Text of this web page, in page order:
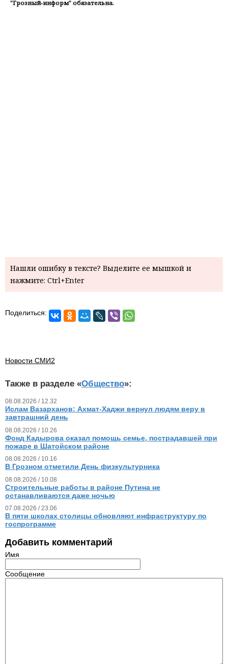
"Грозный-информ" обязательна.
Нашли ошибку в тексте? Выделите ее мышкой и
нажмите: Ctrl+Enter
Поделиться:
Новости СМИ2
Также в разделе «Общество»:
08.08.2026 / 12.32
Ислам Вазарханов: Ахмат-Хаджи вернул людям веру в
завтрашний день
08.08.2026 / 10.26
Фонд Кадырова оказал помощь семье, пострадавшей при
пожаре в Шатойском районе
08.08.2026 / 10.16
В Грозном отметили День физкультурника
08.08.2026 / 10.08
Строительные работы в районе Путина не
останавливаются даже ночью
07.08.2026 / 23.06
В пяти школах столицы обновляют инфраструктуру по
госпрограмме
Добавить комментарий
Имя
Сообщение